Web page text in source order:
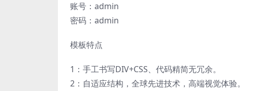
账号：admin
密码：admin
模板特点
1：手工书写DIV+CSS、代码精简无冗余。
2：自适应结构，全球先进技术，高端视觉体验。